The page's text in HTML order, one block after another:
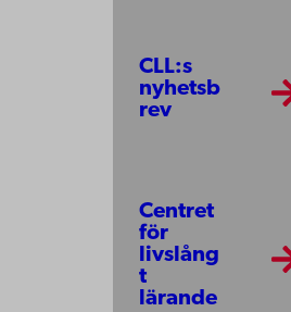
CLL:s
nyhetsb
rev
Centret
för
livslång
t
lärande